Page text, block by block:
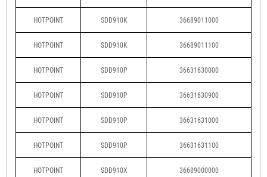
HOTPOINT SDD910K 36689011000
HOTPOINT SDD910K 36689011100
HOTPOINT SDD910P 36631630000
HOTPOINT SDD910P 36631630900
HOTPOINT SDD910P 36631631000
HOTPOINT SDD910P 36631631100
HOTPOINT SDD910X 36689000000